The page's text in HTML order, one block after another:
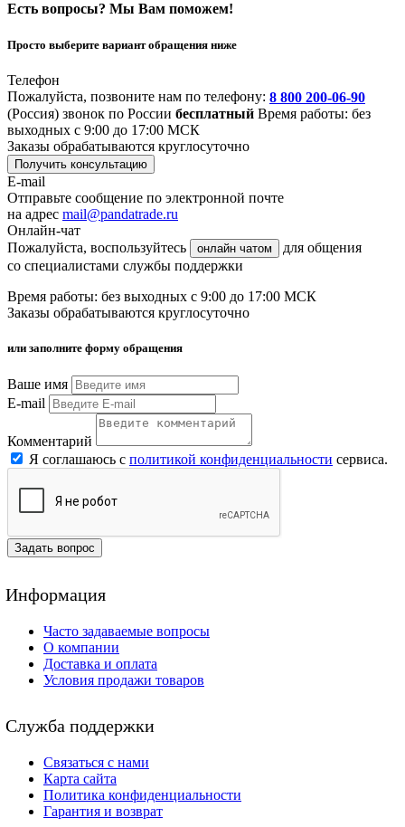
Есть вопросы? Мы Вам поможем!
Просто выберите вариант обращения ниже
Телефон
Пожалуйста, позвоните нам по телефону: 8 800 200-06-90
(Россия) звонок по России бесплатный Время работы: без
выходных с 9:00 до 17:00 МСК
Заказы обрабатываются круглосуточно
Получить консультацию
E-mail
Отправьте сообщение по электронной почте
на адрес mail@pandatrade.ru
Онлайн-чат
Пожалуйста, воспользуйтесь
онлайн чатом
для общения
со специалистами службы поддержки
Время работы: без выходных с 9:00 до 17:00 МСК
Заказы обрабатываются круглосуточно
или заполните форму обращения
Ваше имя
E-mail
Комментарий
Я соглашаюсь с политикой конфиденциальности сервиса.
Задать вопрос
Информация
Часто задаваемые вопросы
О компании
Доставка и оплата
Условия продажи товаров
Служба поддержки
Связаться с нами
Карта сайта
Политика конфиденциальности
Гарантия и возврат